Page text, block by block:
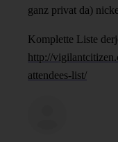
ganz privat da)
Komplette Liste
http://
attendees-list/